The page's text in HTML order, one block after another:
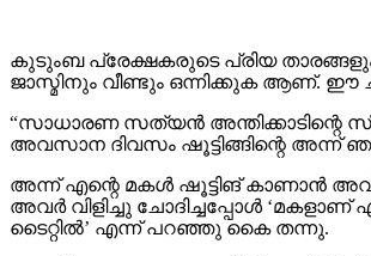
കുടുംബ പ്രേക്ഷകരുടെ പ്രിയ
ജാസ്മിനും വീണ്ടും ഒന്നിക്കുക ആണ്.
“സാധാരണ സത്യൻ അന്തിക്കാടിന്റെ
അവസാന ദിവസം ഷൂട്ടിങ്ങിന്റെ അന്ന്
അന്ന് എന്റെ മകൾ ഷൂട്ടിങ് കാണാൻ
അവർ വിളിച്ചു ചോദിച്ചപ്പോൾ
ടൈറ്റിൽ’ എന്ന് പറഞ്ഞു കൈ തന്നു.